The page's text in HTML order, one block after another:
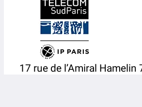
17 rue de l’Amiral